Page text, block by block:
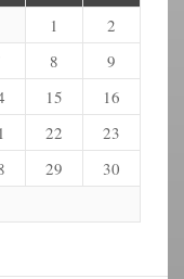
1
2
8
9
15
16
22
23
29
30